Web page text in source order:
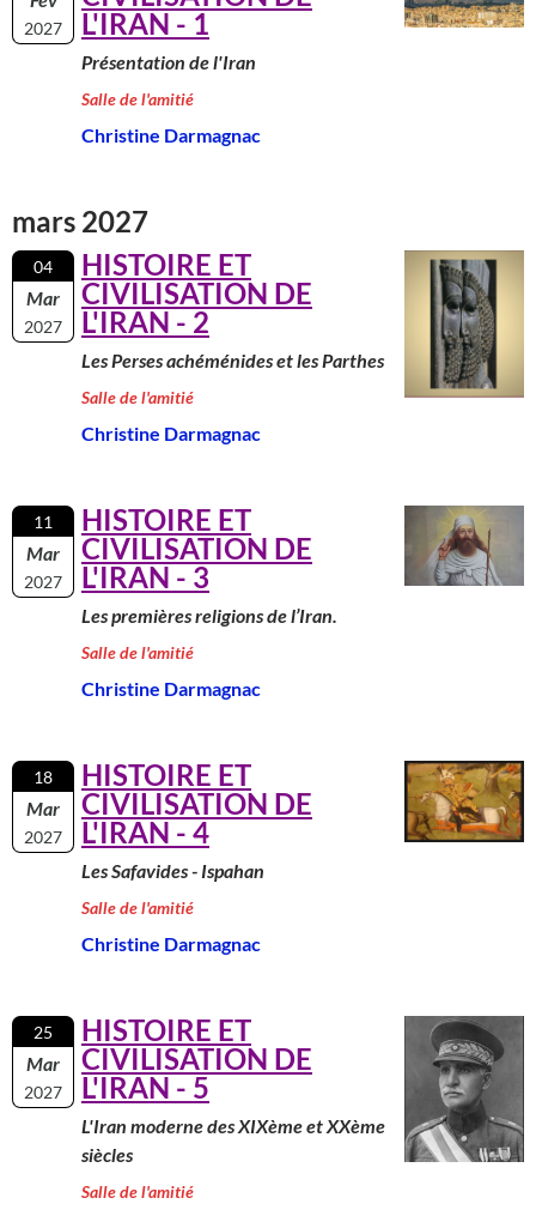
2027
L'IRAN - 1
Présentation de l'Iran
Salle de l'amitié
Christine Darmagnac
mars 2027
04
Mar
2027
HISTOIRE ET
CIVILISATION DE
L'IRAN - 2
Les Perses achéménides et les Parthes
Salle de l'amitié
Christine Darmagnac
11
Mar
2027
HISTOIRE ET
CIVILISATION DE
L'IRAN - 3
Les premières religions de l’Iran.
Salle de l'amitié
Christine Darmagnac
18
Mar
2027
HISTOIRE ET
CIVILISATION DE
L'IRAN - 4
Les Safavides - Ispahan
Salle de l'amitié
Christine Darmagnac
25
Mar
2027
HISTOIRE ET
CIVILISATION DE
L'IRAN - 5
L'Iran moderne des XIXème et XXème
siècles
Salle de l'amitié